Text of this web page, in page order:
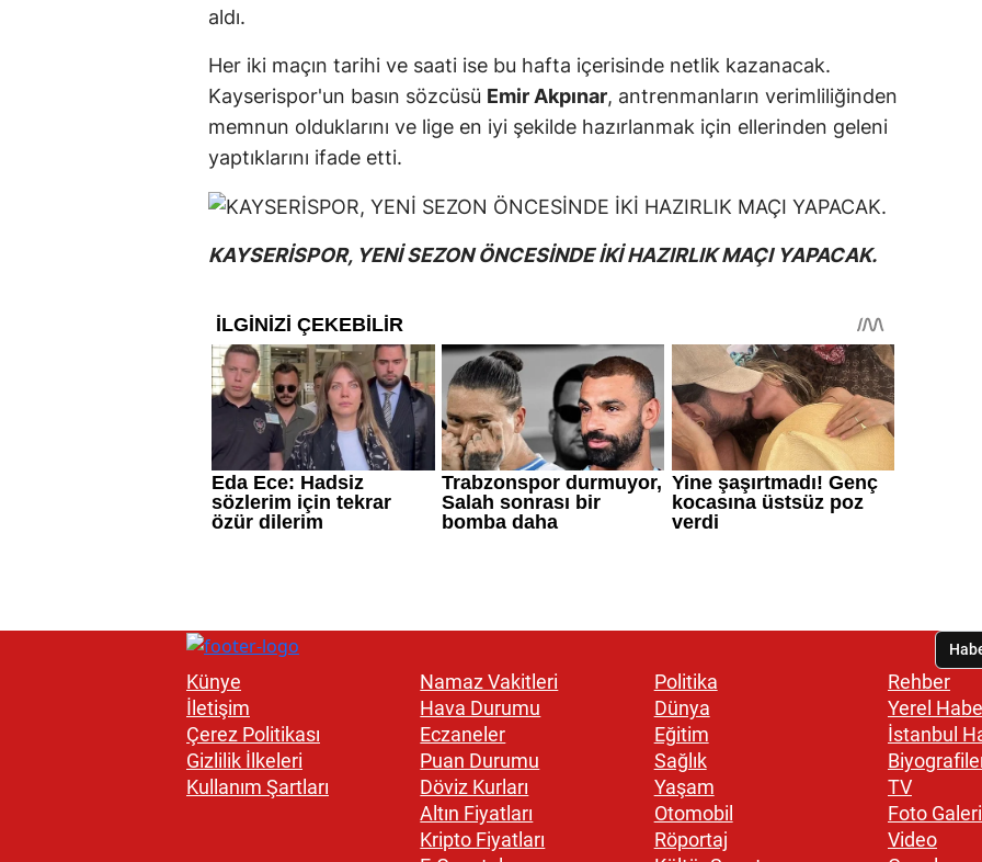
aldı.
Her iki maçın tarihi ve saati ise bu hafta içerisinde netlik kazanacak.
Kayserispor'un basın sözcüsü Emir Akpınar, antrenmanların verimliliğinden
memnun olduklarını ve lige en iyi şekilde hazırlanmak için ellerinden geleni
yaptıklarını ifade etti.
KAYSERİSPOR, YENİ SEZON ÖNCESİNDE İKİ HAZIRLIK MAÇI YAPACAK.
Künye
İletişim
Çerez Politikası
Gizlilik İlkeleri
Kullanım Şartları
Namaz Vakitleri
Hava Durumu
Eczaneler
Puan Durumu
Döviz Kurları
Altın Fiyatları
Kripto Fiyatları
Politika
Dünya
Eğitim
Sağlık
Yaşam
Otomobil
Röportaj
Rehber
Yerel
İstanbul
TV
Foto Galeri
Video